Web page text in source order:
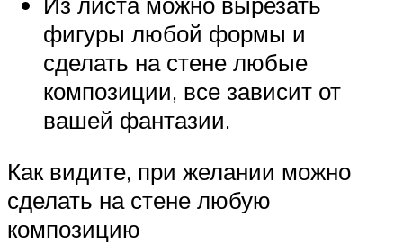
фигуры любой формы и
сделать на стене любые
композиции, все зависит от
вашей фантазии.
Как видите, при желании можно
сделать на стене любую
композицию